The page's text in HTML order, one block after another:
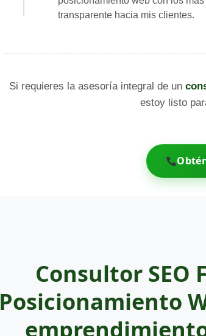
transparente hacia mis clientes.
Si requieres la asesoría integral de un
estoy listo
Consultor SEO
Posicionamiento